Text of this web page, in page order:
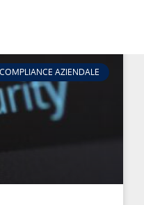
AZIENDALE